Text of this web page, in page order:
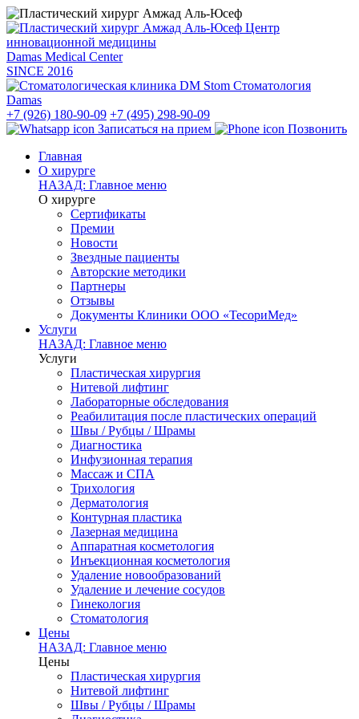
Центр
инновационной медицины
Damas Medical Center
SINCE 2016
Стоматология
Damas
+7 (926) 180-90-09 +7 (495) 298-90-09
Записаться на прием
Позвонить
Главная
О хирурге
НАЗАД: Главное меню
О хирурге
Сертификаты
Премии
Новости
Звездные пациенты
Авторские методики
Партнеры
Отзывы
Документы Клиники ООО «ТесориМед»
Услуги
НАЗАД: Главное меню
Услуги
Пластическая хирургия
Нитевой лифтинг
Лабораторные обследования
Реабилитация после пластических операций
Швы / Рубцы / Шрамы
Диагностика
Инфузионная терапия
Массаж и СПА
Трихология
Дерматология
Контурная пластика
Лазерная медицина
Аппаратная косметология
Инъекционная косметология
Удаление новообразований
Удаление и лечение сосудов
Гинекология
Стоматология
Цены
НАЗАД: Главное меню
Цены
Пластическая хирургия
Нитевой лифтинг
Швы / Рубцы / Шрамы